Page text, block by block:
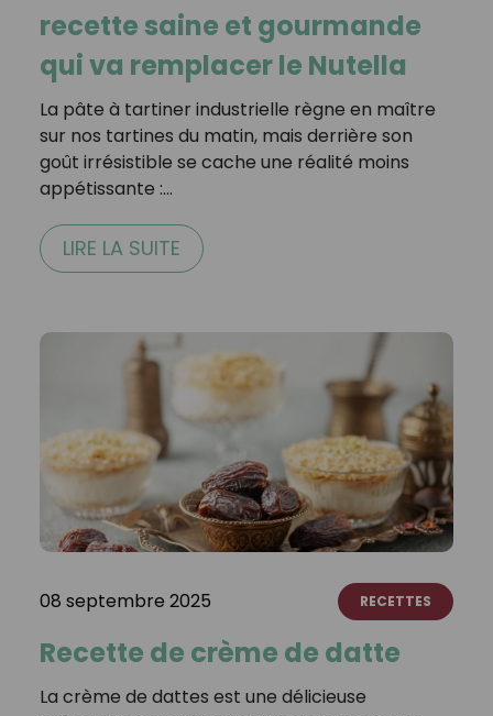
recette saine et gourmande
qui va remplacer le Nutella
La pâte à tartiner industrielle règne en maître
sur nos tartines du matin, mais derrière son
goût irrésistible se cache une réalité moins
appétissante :…
LIRE LA SUITE
08 septembre 2025 RECETTES
Recette de crème de datte
La crème de dattes est une délicieuse